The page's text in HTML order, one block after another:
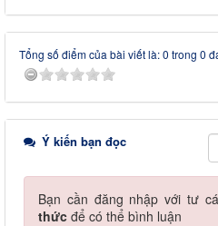
Tổng số điểm của bài viết là: 0 trong 0
Ý kiến bạn đọc
Bạn cần đăng nhập với tư
thức để có thể bình luận